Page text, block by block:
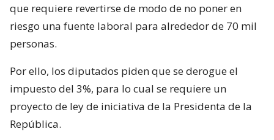
que requiere revertirse de modo de no poner en
riesgo una fuente laboral para alrededor de 70 mil
personas.
Por ello, los diputados piden que se derogue el
impuesto del 3%, para lo cual se requiere un
proyecto de ley de iniciativa de la Presidenta de la
República.